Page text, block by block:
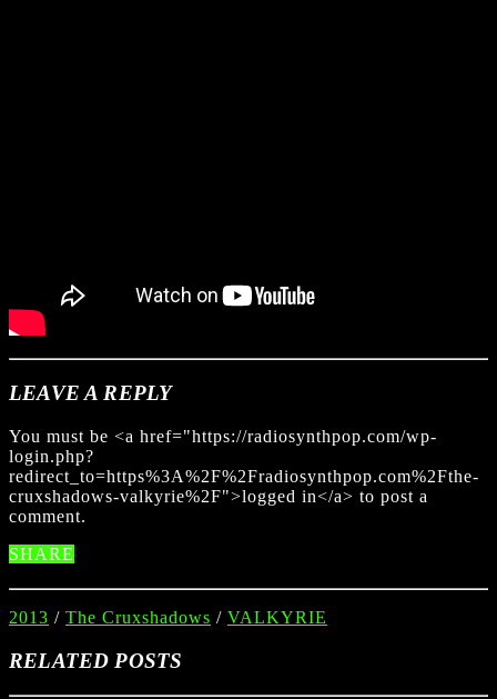
LEAVE A REPLY
You must be <a href="https://radiosynthpop.com/wp-
login.php?
redirect_to=https%3A%2F%2Fradiosynthpop.com%2Fthe-
cruxshadows-valkyrie%2F">logged in</a> to post a
comment.
SHARE
2013 / The Cruxshadows / VALKYRIE
RELATED POSTS